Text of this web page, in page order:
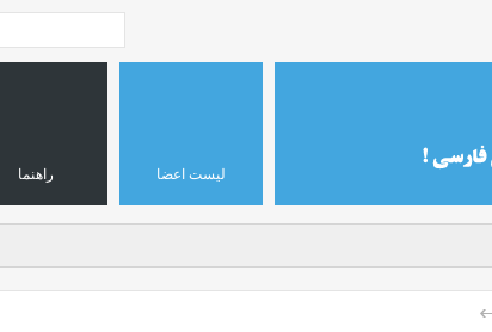
راهنما لیست اعضا